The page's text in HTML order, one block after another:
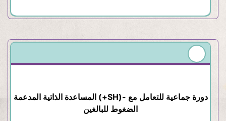
المساعدة الذاتية المدعمة (+SH)- دورة جماعية للتعامل مع
الضغوط للبالغين